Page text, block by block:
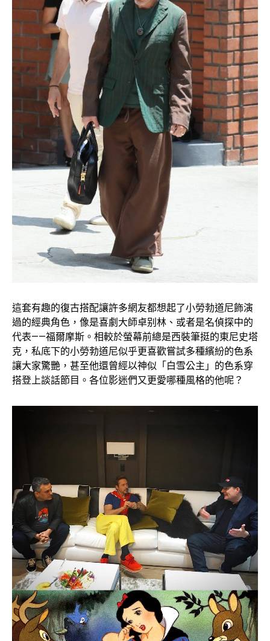
這套有趣的復古搭配讓許多網友都想起了小勞勃道尼飾演
過的經典角色，像是喜劇大師卓别林、或者是名偵探中的
代表——福爾摩斯。相較於螢幕前總是西裝筆挺的東尼史塔
克，私底下的小勞勃道尼似乎更喜歡嘗試多種繽紛的色系
讓大家驚艷，甚至他還曾經以神似「白雪公主」的色系穿
搭登上談話節目。各位影迷們又更愛哪種風格的他呢？